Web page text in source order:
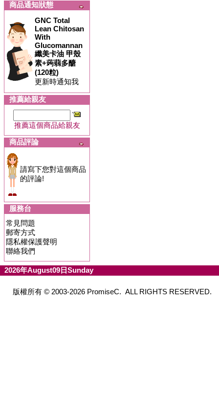
商品通知狀態
GNC Total
Lean Chitosan
With
Glucomannan
纖美卡油 甲殼
素+蒟蒻多醣
(120粒)
更新時通知我
推薦給親友
推薦這個商品給親友
商品評論
請寫下您對這個商品
的評論!
服務台
常見問題
郵寄方式
隱私權保護聲明
聯絡我們
2026年August09日Sunday
版權所有 © 2003-2026 PromiseC. ALL RIGHTS RESERVED.